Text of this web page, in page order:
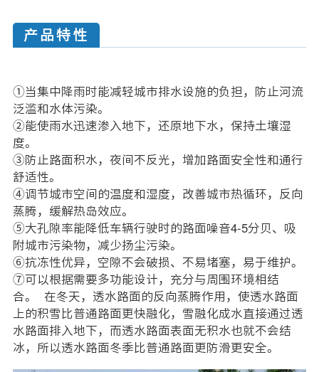
产品特性
①当集中降雨时能减轻城市排水设施的负担，防止河流
泛滥和水体污染。
②能使雨水迅速渗入地下，还原地下水，保持土壤湿
度。
③防止路面积水，夜间不反光，增加路面安全性和通行
舒适性。
④调节城市空间的温度和湿度，改善城市热循环，反向
蒸腾，缓解热岛效应。
⑤大孔隙率能降低车辆行驶时的路面噪音4-5分贝、吸
附城市污染物，减少扬尘污染。
⑥抗冻性优异，空隙不会破损、不易堵塞，易于维护。
⑦可以根据需要多功能设计，充分与周围环境相结
合。 在冬天，透水路面的反向蒸腾作用，使透水路面
上的积雪比普通路面更快融化，雪融化成水直接通过透
水路面排入地下，而透水路面表面无积水也就不会结
冰，所以透水路面冬季比普通路面更防滑更安全。